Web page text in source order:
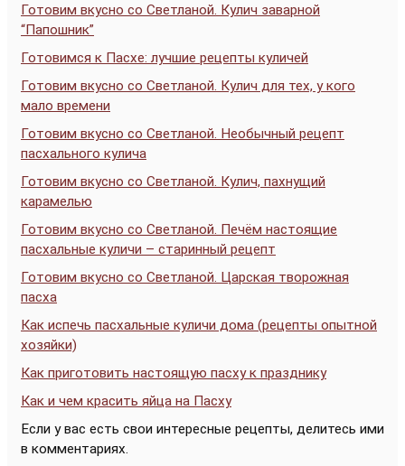
Готовим вкусно со Светланой. Кулич заварной
“Папошник”
Готовимся к Пасхе: лучшие рецепты куличей
Готовим вкусно со Светланой. Кулич для тех, у кого
мало времени
Готовим вкусно со Светланой. Необычный рецепт
пасхального кулича
Готовим вкусно со Светланой. Кулич, пахнущий
карамелью
Готовим вкусно со Светланой. Печём настоящие
пасхальные куличи – старинный рецепт
Готовим вкусно со Светланой. Царская творожная
пасха
Как испечь пасхальные куличи дома (рецепты опытной
хозяйки)
Как приготовить настоящую пасху к празднику
Как и чем красить яйца на Пасху
Если у вас есть свои интересные рецепты, делитесь ими
в комментариях.